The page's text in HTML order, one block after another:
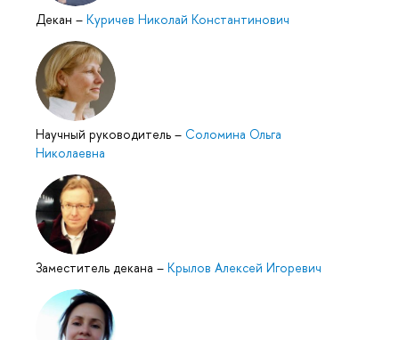
Декан – Куричев Николай Константинович
Научный руководитель – Соломина Ольга
Николаевна
Заместитель декана – Крылов Алексей Игоревич